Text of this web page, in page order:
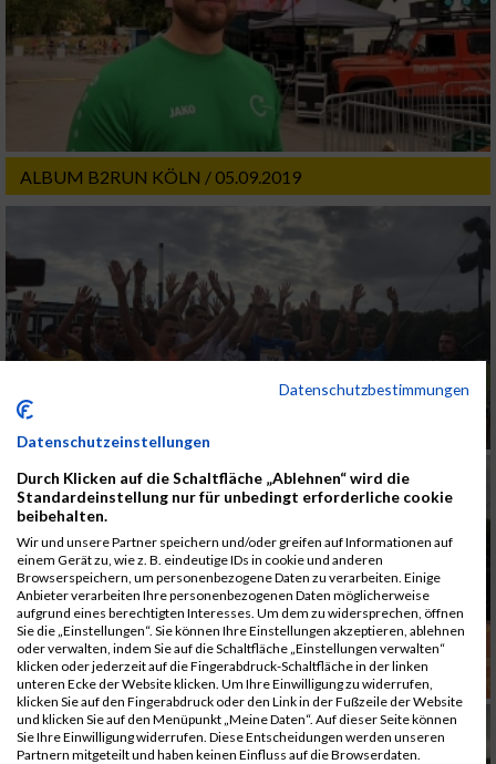
ALBUM B2RUN KÖLN / 05.09.2019
Datenschutzbestimmungen
Datenschutzeinstellungen
Durch Klicken auf die Schaltfläche „Ablehnen“ wird die
Standardeinstellung nur für unbedingt erforderliche cookie
beibehalten.
Wir und unsere Partner speichern und/oder greifen auf Informationen auf
einem Gerät zu, wie z. B. eindeutige IDs in cookie und anderen
Browserspeichern, um personenbezogene Daten zu verarbeiten. Einige
Anbieter verarbeiten Ihre personenbezogenen Daten möglicherweise
aufgrund eines berechtigten Interesses. Um dem zu widersprechen, öffnen
Sie die „Einstellungen“. Sie können Ihre Einstellungen akzeptieren, ablehnen
oder verwalten, indem Sie auf die Schaltfläche „Einstellungen verwalten“
klicken oder jederzeit auf die Fingerabdruck-Schaltfläche in der linken
unteren Ecke der Website klicken. Um Ihre Einwilligung zu widerrufen,
klicken Sie auf den Fingerabdruck oder den Link in der Fußzeile der Website
und klicken Sie auf den Menüpunkt „Meine Daten“. Auf dieser Seite können
Sie Ihre Einwilligung widerrufen. Diese Entscheidungen werden unseren
Partnern mitgeteilt und haben keinen Einfluss auf die Browserdaten.